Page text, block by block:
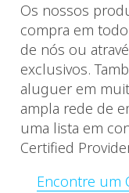
Os nossos
compra em
de nós ou
exclusivos.
aluguer em
ampla rede de
uma lista em
Certified
Encontre um